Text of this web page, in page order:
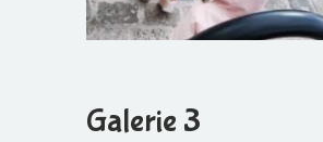
Galerie 3